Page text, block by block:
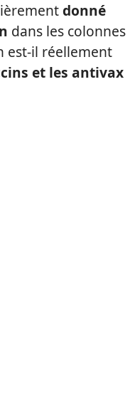
donné
dans les colonnes
est-il réellement
et les antivax